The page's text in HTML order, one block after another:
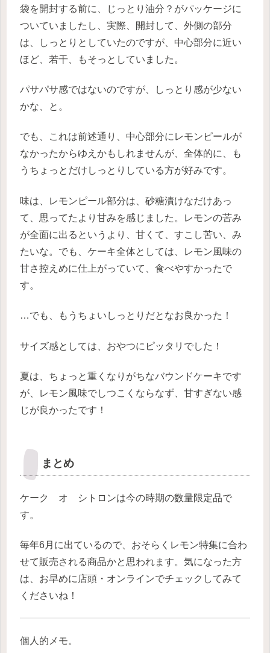
袋を開封する前に、じっとり油分？がパッケージに
ついていましたし、実際、開封して、外側の部分
は、しっとりとしていたのですが、中心部分に近い
ほど、若干、もそっとしていました。
パサパサ感ではないのですが、しっとり感が少ない
かな、と。
でも、これは前述通り、中心部分にレモンピールが
なかったからゆえかもしれませんが、全体的に、も
うちょっとだけしっとりしている方が好みです。
味は、レモンピール部分は、砂糖漬けなだけあっ
て、思ってたより甘みを感じました。レモンの苦み
が全面に出るというより、甘くて、すこし苦い、み
たいな。でも、ケーキ全体としては、レモン風味の
甘さ控えめに仕上がっていて、食べやすかったで
す。
…でも、もうちょいしっとりだとなお良かった！
サイズ感としては、おやつにピッタリでした！
夏は、ちょっと重くなりがちなバウンドケーキです
が、レモン風味でしつこくならなず、甘すぎない感
じが良かったです！
まとめ
ケーク オ シトロンは今の時期の数量限定品で
す。
毎年6月に出ているので、おそらくレモン特集に合わ
せて販売される商品かと思われます。気になった方
は、お早めに店頭・オンラインでチェックしてみて
くださいね！
個人的メモ。